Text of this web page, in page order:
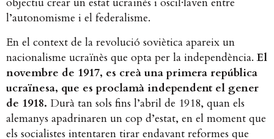
l’autonomisme i el federalisme.
En el context de la revolució soviètica apareix un
nacionalisme ucraïnès que opta per la independència.El
novembre de 1917, es creà una primera república
ucraïnesa, que es proclamà independent el gener
de 1918. Durà tan sols fins l’abril de 1918, quan els
alemanys apadrinaren un cop d’estat, en el moment que
els socialistes intentaren tirar endavant reformes que